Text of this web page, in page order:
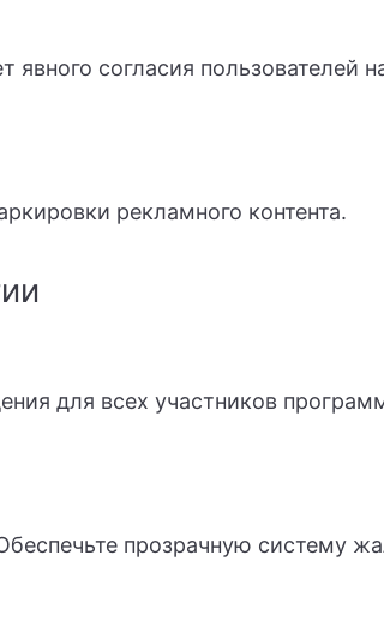
согласия пользователей
рекламного контента.
для всех участников
прозрачную систему